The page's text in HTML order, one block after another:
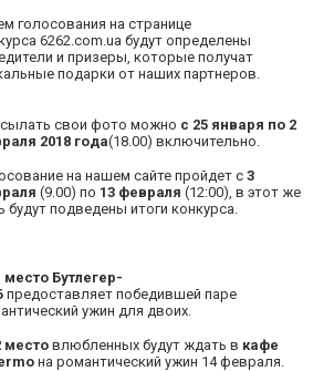
голосования на странице
6262. com.ua будут определены
и призеры, которые получат
подарки от наших партнеров.
свои фото можно с 25 января по 2
2018 года(18.00) включительно.
на нашем сайте пройдет с 3
(9.00) по 13 февраля (12:00), в этот же
будут подведены итоги конкурса.
место Бутлегер-
предоставляет победившей паре
ужин для двоих.
местовлюбленных будут ждать в кафе
на романтический ужин 14 февраля.